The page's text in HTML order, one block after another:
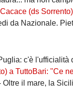
"La salvezza è il nostro scudetto,
Pietro Maiellaro
c'è l'ufficialità
ne son pochi come Esposito:
il mare, la Sicilia: la